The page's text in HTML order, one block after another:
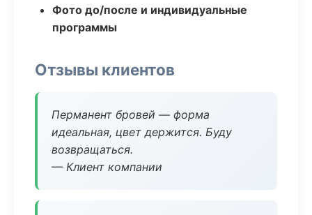
Фото до/после и индивидуальные
программы
Отзывы клиентов
Перманент бровей — форма
идеальная, цвет держится. Буду
возвращаться.
— Клиент компании